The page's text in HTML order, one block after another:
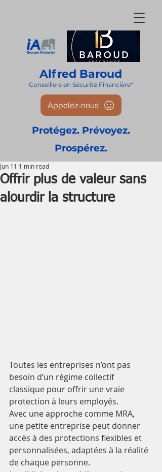
Alfred Baroud
Conseillers en Sécurité Financière*
Appelez-nous
Protégez. Prévoyez.
Prospérez.
Offrir plus de valeur sans
alourdir la structure
Jun 11 1 min read
Toutes les entreprises n’ont pas
besoin d’un régime collectif
classique pour offrir une vraie
protection à leurs employés.
Avec une approche comme MRA,
une petite entreprise peut donner
accès à des protections flexibles et
personnalisées, adaptées à la réalité
de chaque personne.